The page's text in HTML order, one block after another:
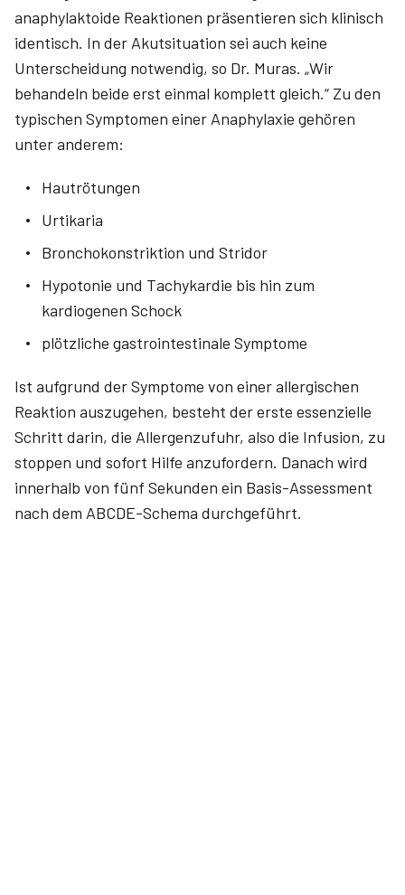
anaphylaktoide Reaktionen präsentieren sich klinisch
identisch. In der Akutsituation sei auch keine
Unterscheidung notwendig, so Dr. Muras. „Wir
behandeln beide erst einmal komplett gleich.“ Zu den
typischen Symptomen einer Anaphylaxie gehören
unter anderem:
Hautrötungen
Urtikaria
Bronchokonstriktion und Stridor
Hypotonie und Tachykardie bis hin zum
kardiogenen Schock
plötzliche gastrointestinale Symptome
Ist aufgrund der Symptome von einer allergischen
Reaktion auszugehen, besteht der erste essenzielle
Schritt darin, die Allergenzufuhr, also die Infusion, zu
stoppen und sofort Hilfe anzufordern. Danach wird
innerhalb von fünf Sekunden ein Basis-Assessment
nach dem ABCDE-Schema durchgeführt.